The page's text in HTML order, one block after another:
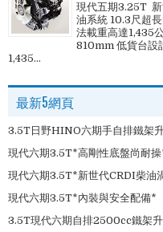
現代五期3.25T 新
油系統 10.3尺超
法載重高達1,435
810mm 低貨台設
1,435...
最新5網頁
3.5T日野HINO六期手自排鐵架
現代六期3.5T*高剛性底盤尚耐
現代六期3.5T*新世代CRDI柴油
現代六期3.5T*內裝與安全配備*
3.5T現代六期自排2500cc鐵架